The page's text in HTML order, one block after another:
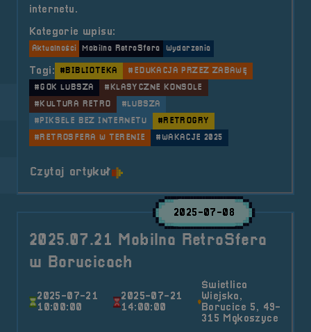
internetu.
Kategorie wpisu:
Aktualności Mobilna RetroSfera Wydarzenia
Tagi: #BIBLIOTEKA
#EDUKACJA PRZEZ ZABAWĘ
#GOK LUBSZA
#KLASYCZNE KONSOLE
#KULTURA RETRO
#LUBSZA
#PIKSELE BEZ INTERNETU
#RETROGRY
#RETROSFERA W TERENIE
#WAKACJE 2025
Czytaj artykuło tytule 2025.07.22 Mobilna
2025-07-08
2025.07.21 Mobilna RetroSfera
w Borucicach
2025-07-21
10:00:00
2025-07-21
14:00:00
Świetlica
Wiejska,
Borucice 5, 49-
315 Mąkoszyce